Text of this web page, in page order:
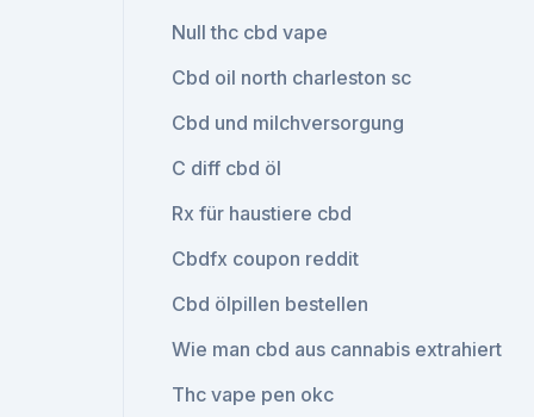
Null thc cbd vape
Cbd oil north charleston sc
Cbd und milchversorgung
C diff cbd öl
Rx für haustiere cbd
Cbdfx coupon reddit
Cbd ölpillen bestellen
Wie man cbd aus cannabis extrahiert
Thc vape pen okc